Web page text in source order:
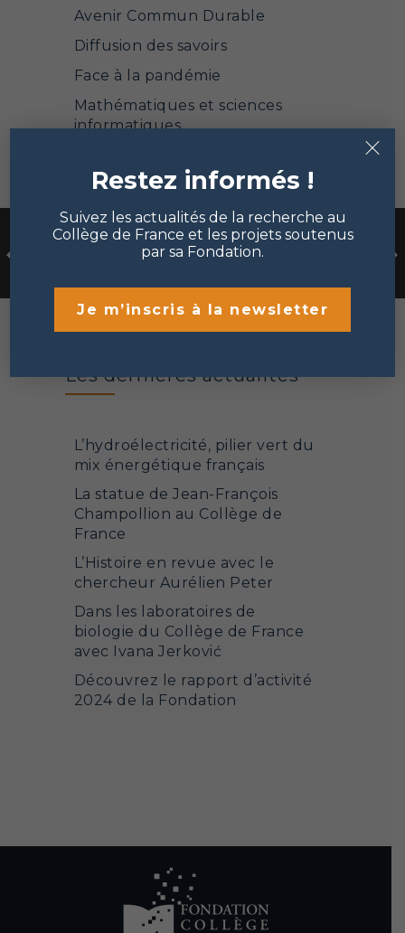
Avenir Commun Durable
Diffusion des savoirs
Face à la pandémie
Mathématiques et sciences
informatiques
Points de vue
Portrait de chercheur
Sciences de la matière et de la
Les dernières actualités
L’hydroélectricité, pilier vert du
mix énergétique français
La statue de Jean-François
Champollion au Collège de
France
L’Histoire en revue avec le
chercheur Aurélien Peter
Dans les laboratoires de
biologie du Collège de France
avec Ivana Jerković
Découvrez le rapport d’activité
2024 de la Fondation
Restez informés !
Suivez les actualités de la recherche au
Collège de France et les projets soutenus
par sa Fondation.
Je m’inscris à la newsletter
×